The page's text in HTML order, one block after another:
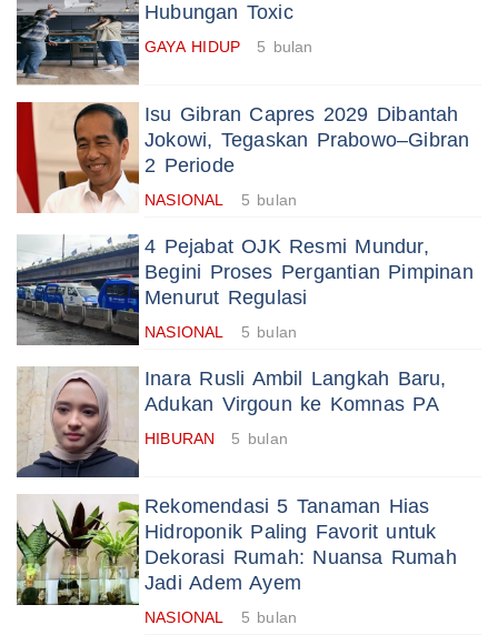
Hubungan Toxic
GAYA HIDUP 5 bulan
Isu Gibran Capres 2029 Dibantah
Jokowi, Tegaskan Prabowo–Gibran
2 Periode
NASIONAL 5 bulan
4 Pejabat OJK Resmi Mundur,
Begini Proses Pergantian Pimpinan
Menurut Regulasi
NASIONAL 5 bulan
Inara Rusli Ambil Langkah Baru,
Adukan Virgoun ke Komnas PA
HIBURAN 5 bulan
Rekomendasi 5 Tanaman Hias
Hidroponik Paling Favorit untuk
Dekorasi Rumah: Nuansa Rumah
Jadi Adem Ayem
NASIONAL 5 bulan